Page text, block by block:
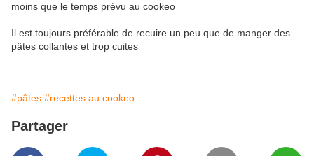
moins que le temps prévu au cookeo
Il est toujours préférable de recuire un peu que de manger des
pâtes collantes et trop cuites
#pâtes #recettes au cookeo
Partager